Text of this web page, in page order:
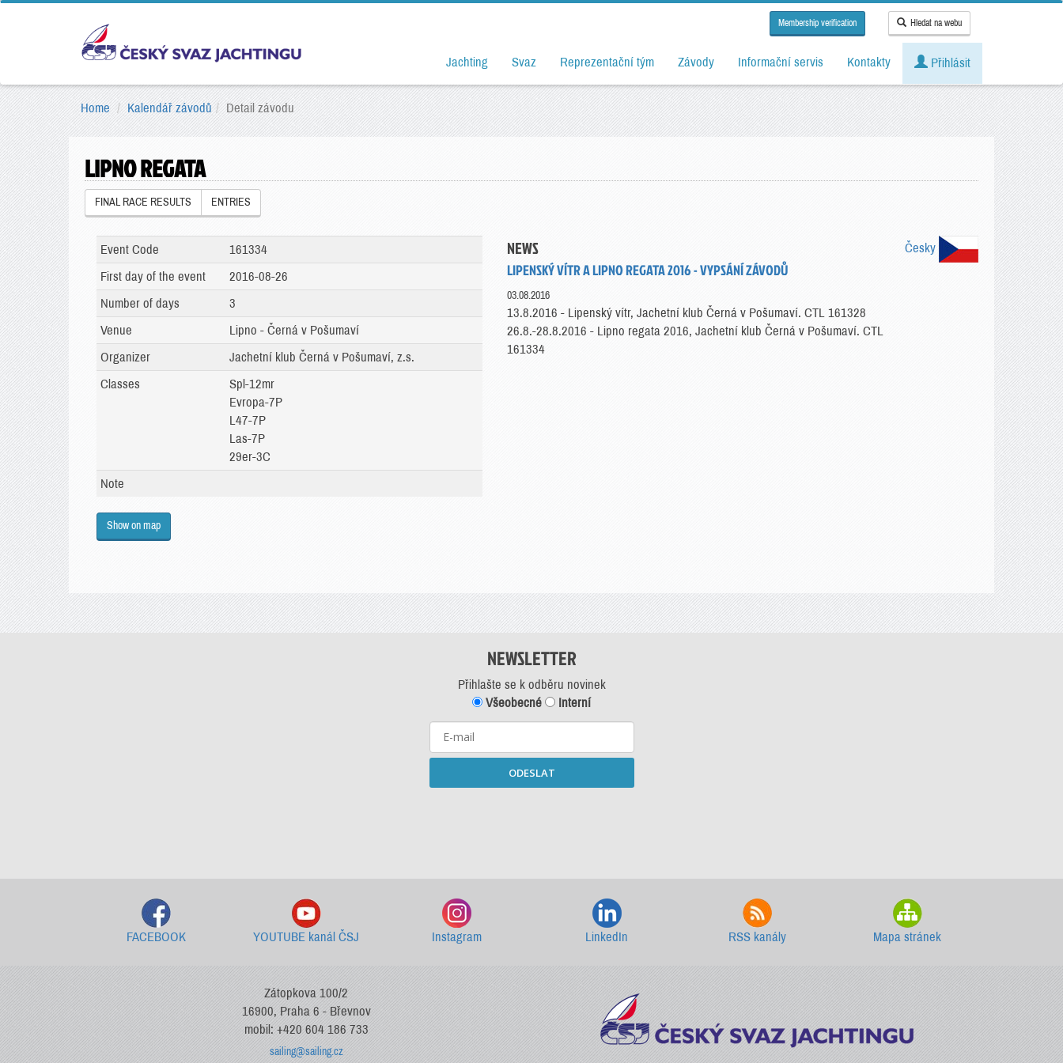
Membership verification Hledat na webu
Jachting Svaz Reprezentační tým Závody Informační servis Kontakty Přihlásit
Home Kalendář závodů Detail závodu
LIPNO REGATA
FINAL RACE RESULTS ENTRIES
Česky
Event Code
161334
First day of the event
2016-08-26
Number of days
3
Venue
Lipno - Černá v Pošumaví
Organizer
Jachetní klub Černá v Pošumaví, z.s.
Classes
Spl-12mr
Evropa-7P
L47-7P
Las-7P
29er-3C
Note
Show on map
NEWS
LIPENSKÝ VÍTR A LIPNO REGATA 2016 - VYPSÁNÍ ZÁVODŮ
03.08.2016
13.8.2016 - Lipenský vítr, Jachetní klub Černá v Pošumaví. CTL 161328
26.8.-28.8.2016 - Lipno regata 2016, Jachetní klub Černá v Pošumaví. CTL
161334
NEWSLETTER
Přihlašte se k odběru novinek
Všeobecné
Interní
ODESLAT
FACEBOOK YOUTUBE kanál ČSJ Instagram LinkedIn RSS kanály Mapa stránek
Zátopkova 100/2
16900, Praha 6 - Břevnov
mobil: +420 604 186 733
sailing@sailing.cz